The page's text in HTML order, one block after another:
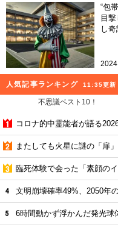
“包
目
し奇
人気記事ランキング 11:35更新
不思議ベスト10！
コロナ的中霊能者が語る
またしても火星に謎の「扉
臨死体験で会った「素顔のイ
文明崩壊確率49%、2050年
6時間動かず浮かんだ発光球